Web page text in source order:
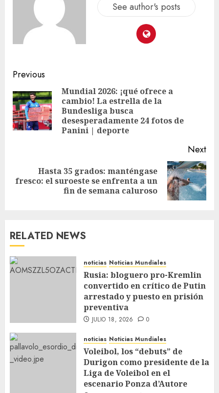
See author's posts
Previous
Mundial 2026: ¡qué ofrece a
cambio! La estrella de la
Bundesliga busca
desesperadamente 24 fotos de
Panini | deporte
Next
Hasta 35 grados: manténgase
fresco: el suroeste se enfrenta a un
fin de semana caluroso
RELATED NEWS
noticias Noticias Mundiales
Rusia: bloguero pro-Kremlin
convertido en crítico de Putin
arrestado y puesto en prisión
preventiva
JULIO 18, 2026 0
noticias Noticias Mundiales
Voleibol, los “debuts” de
Durigon como presidente de la
Liga de Voleibol en el
escenario Ponza d’Autore